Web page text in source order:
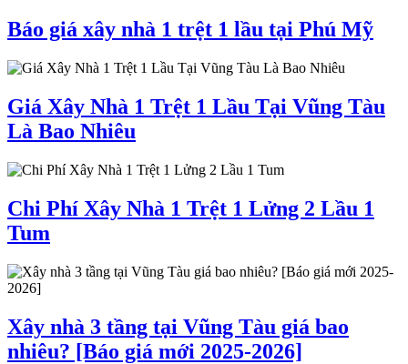
Báo giá xây nhà 1 trệt 1 lầu tại Phú Mỹ
Giá Xây Nhà 1 Trệt 1 Lầu Tại Vũng Tàu
Là Bao Nhiêu
Chi Phí Xây Nhà 1 Trệt 1 Lửng 2 Lầu 1
Tum
Xây nhà 3 tầng tại Vũng Tàu giá bao
nhiêu? [Báo giá mới 2025-2026]